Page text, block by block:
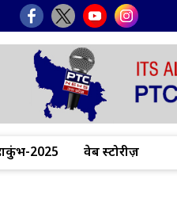
2025 वेब स्टोरीज़